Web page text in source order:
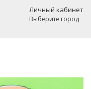
Личный кабинет
Выберите город